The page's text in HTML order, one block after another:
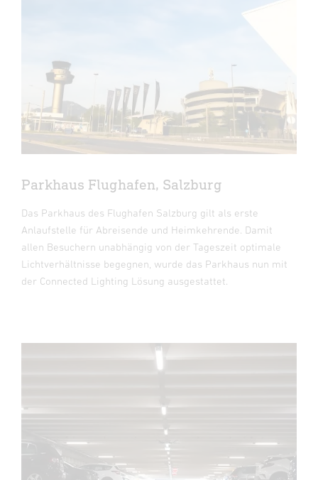
Parkhaus Flughafen, Salzburg
Das Parkhaus des Flughafen Salzburg gilt als erste
Anlaufstelle für Abreisende und Heimkehrende. Damit
allen Besuchern unabhängig von der Tageszeit optimale
Lichtverhältnisse begegnen, wurde das Parkhaus nun mit
der Connected Lighting Lösung ausgestattet.